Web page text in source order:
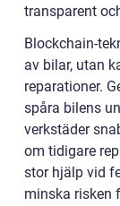
transparent
Blockchain-
av bilar, utan
reparationer.
spåra bilens
verkstäder
om tidigare
stor hjälp vid
minska risken